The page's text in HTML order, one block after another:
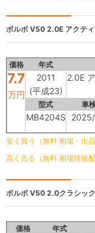
ボルボ V50 2.0E アクテ
価格 年式
7.7
万円
2011
(平成23)
2.0E
型式 車
MB4204S
安く買う（無料 相場・出品
高く売る（無料 相場情報配
ボルボ V50 2.0クラシッ
価格 年式